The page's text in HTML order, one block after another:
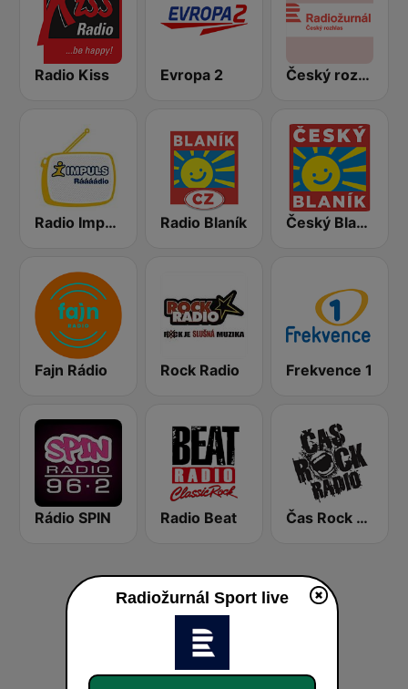
Radio Kiss Evropa 2 Český rozhlas Radiožurnál
Radio Impuls Radio Blaník Český Blaník
Fajn Rádio Rock Radio Frekvence 1
Rádio SPIN Radio Beat Čas Rock Radio
Radiožurnál Sport live